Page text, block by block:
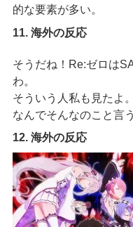
的な要素が多い。
11. 海外の反応
そうだね！Re:ゼロは
わ。
そういう人私も見たよ
なんでそんなのこと言
12. 海外の反応